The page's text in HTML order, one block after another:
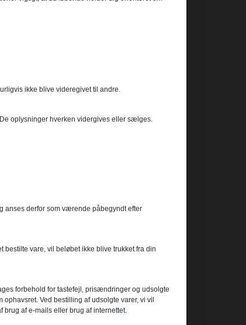
ikke blive videregivet til andre.
oplysninger hverken vidergives eller sælges.
anses derfor som værende påbegyndt efter
bestilte vare, vil beløbet ikke blive trukket fra din
forbehold for tastefejl, prisændringer og udsolgte
Ved bestilling af udsolgte varer, vi vil
brug af e-mails eller brug af internettet.